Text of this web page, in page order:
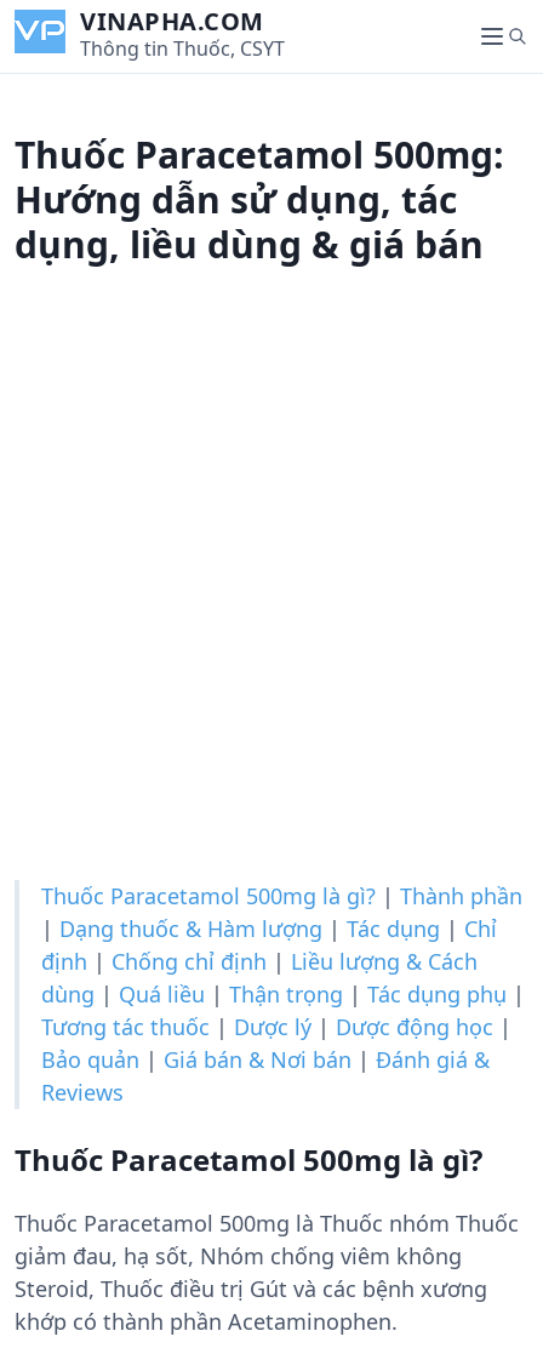
i
VINAPHA.COM
Thông tin Thuốc, CSYT
M
e
S
e
Thuốc Paracetamol 500mg:
Hướng dẫn sử dụng, tác
dụng, liều dùng & giá bán
Thuốc Paracetamol 500mg là gì? | Thành phần
| Dạng thuốc & Hàm lượng | Tác dụng | Chỉ
định | Chống chỉ định | Liều lượng & Cách
dùng | Quá liều | Thận trọng | Tác dụng phụ |
Tương tác thuốc | Dược lý | Dược động học |
Bảo quản | Giá bán & Nơi bán | Đánh giá &
Reviews
Thuốc Paracetamol 500mg là gì?
Thuốc Paracetamol 500mg là Thuốc nhóm Thuốc
giảm đau, hạ sốt, Nhóm chống viêm không
Steroid, Thuốc điều trị Gút và các bệnh xương
khớp có thành phần Acetaminophen.